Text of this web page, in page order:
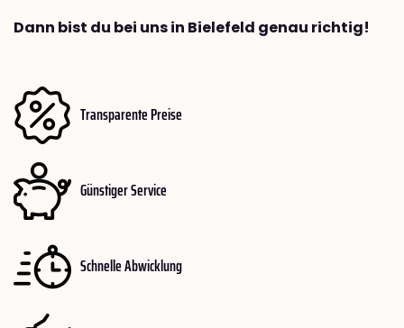
Dann bist du bei uns in Bielefeld genau richtig!
Transparente Preise
Günstiger Service
Schnelle Abwicklung